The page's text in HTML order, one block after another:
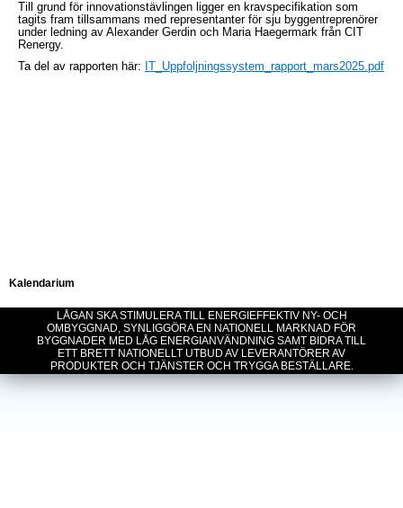
Till grund för innovationstävlingen ligger en kravspecifikation som
tagits fram tillsammans med representanter för sju byggentreprenörer
under ledning av Alexander Gerdin och Maria Haegermark från CIT
Renergy.
Ta del av rapporten här:
IT_Uppfoljningssystem_rapport_mars2025.pdf
Kalendarium
LÅGAN SKA STIMULERA TILL ENERGIEFFEKTIV NY- OCH
OMBYGGNAD, SYNLIGGÖRA EN NATIONELL MARKNAD FÖR
BYGGNADER MED LÅG ENERGIANVÄNDNING SAMT BIDRA TILL
ETT BRETT NATIONELLT UTBUD AV LEVERANTÖRER AV
PRODUKTER OCH TJÄNSTER OCH TRYGGA BESTÄLLARE.